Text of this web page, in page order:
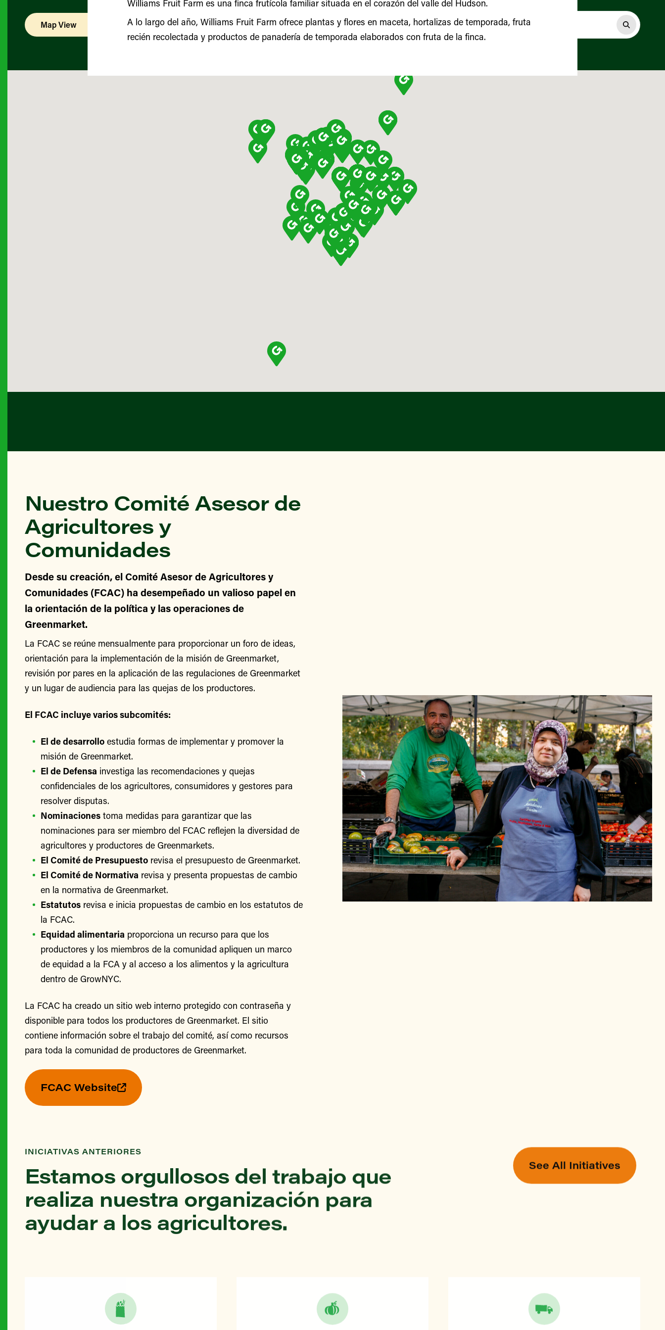
Map View List View
Nuestro Comité Asesor de
Agricultores y
Comunidades
Desde su creación, el Comité Asesor de Agricultores y
Comunidades (FCAC) ha desempeñado un valioso papel en
la orientación de la política y las operaciones de
Greenmarket.
La FCAC se reúne mensualmente para proporcionar un foro de ideas,
orientación para la implementación de la misión de Greenmarket,
revisión por pares en la aplicación de las regulaciones de Greenmarket
y un lugar de audiencia para las quejas de los productores.
El FCAC incluye varios subcomités:
El de desarrollo estudia formas de implementar y promover la
misión de Greenmarket.
El de Defensa investiga las recomendaciones y quejas
confidenciales de los agricultores, consumidores y gestores para
resolver disputas.
Nominaciones toma medidas para garantizar que las
nominaciones para ser miembro del FCAC reflejen la diversidad de
agricultores y productores de Greenmarkets.
El Comité de Presupuesto revisa el presupuesto de Greenmarket.
El Comité de Normativa revisa y presenta propuestas de cambio
en la normativa de Greenmarket.
Estatutos revisa e inicia propuestas de cambio en los estatutos de
la FCAC.
Equidad alimentaria proporciona un recurso para que los
productores y los miembros de la comunidad apliquen un marco
de equidad a la FCA y al acceso a los alimentos y la agricultura
dentro de GrowNYC.
La FCAC ha creado un sitio web interno protegido con contraseña y
disponible para todos los productores de Greenmarket. El sitio
contiene información sobre el trabajo del comité, así como recursos
para toda la comunidad de productores de Greenmarket.
FCAC Website
INICIATIVAS ANTERIORES
Estamos orgullosos del trabajo que
realiza nuestra organización para
ayudar a los agricultores.
See All Initiatives
Williams Fruit Farm es una finca frutícola familiar situada en el corazón del valle del Hudson.
A lo largo del año, Williams Fruit Farm ofrece plantas y flores en maceta, hortalizas de temporada, fruta
recién recolectada y productos de panadería de temporada elaborados con fruta de la finca.